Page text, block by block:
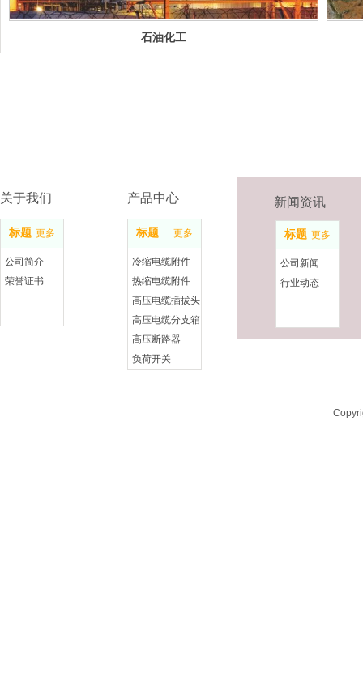
石油化工
标题 更多
公司新闻
行业动态
新闻资讯
标题 更多
公司简介
荣誉证书
标题 更多
冷缩电缆附件
热缩电缆附件
高压电缆插拔头
高压电缆分支箱
高压断路器
负荷开关
关于我们 产品中心